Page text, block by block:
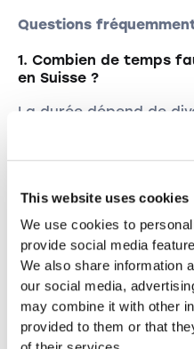
This website uses cookies
We use cookies to
provide social media
We also share information
our social media,
may combine it with other
provided to them or that
Questions
1. Combien de temps
en Suisse ?
La durée dépend de
peut prendre de
mois. Les délais de
2. Puis-je déduire les
Sàrl de l'impôt ?
Oui, vous pouvez
de démarrage à des
est conseillé de
conseiller fiscal.